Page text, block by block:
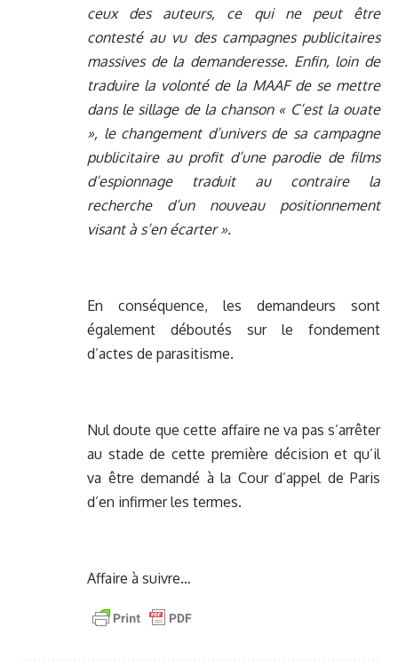
ceux des auteurs, ce qui ne peut être
contesté au vu des campagnes publicitaires
massives de la demanderesse. Enfin, loin de
traduire la volonté de la MAAF de se mettre
dans le sillage de la chanson « C’est la ouate
», le changement d’univers de sa campagne
publicitaire au profit d’une parodie de films
d’espionnage traduit au contraire la
recherche d’un nouveau positionnement
visant à s’en écarter ».
En conséquence, les demandeurs sont
également déboutés sur le fondement
d’actes de parasitisme.
Nul doute que cette affaire ne va pas s’arrêter
au stade de cette première décision et qu’il
va être demandé à la Cour d’appel de Paris
d’en infirmer les termes.
Affaire à suivre…